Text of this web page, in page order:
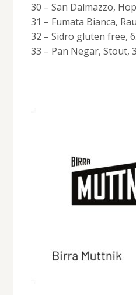
30 – San Dalmazzo,
31 – Fumata Bianca,
32 – Sidro gluten free,
33 – Pan Negar, Stout,